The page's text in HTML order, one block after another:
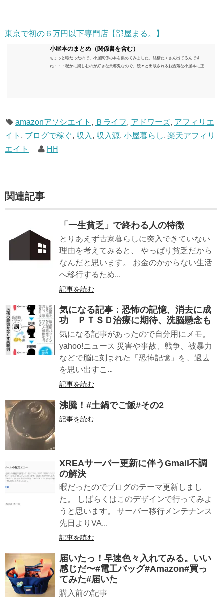
東京で初の６万円以下専門店【部屋まる。】
小屋本のまとめ（関係書を含む）
ちょっと暇だったので、小屋関係の本を集めてみました。結構たくさん出てるんです
ね・・・秘かに楽しむのが好きな天邪鬼なので、続々と出版されるお洒落な小屋本に正直
amazonアソシエイト , Ｂライフ, アドワーズ, アフィリエ
イト , ブログで稼ぐ, 収入 , 収入源, 小屋暮らし, 楽天アフィリ
エイト
HH
関連記事
「一生貧乏」で終わる人の特徴
とりあえず古家暮らしに突入できていない
理由を考えてみると、 やっぱり貧乏だから
なんだと思います。 お金のかからない生活
へ移行するため...
記事を読む
気になる記事：恐怖の記憶、消去に成
功 ＰＴＳＤ治療に期待、洗脳懸念も
気になる記事があったので自分用にメモ。
yahoo!ニュース 災害や事故、戦争、被暴力
などで脳に刻まれた「恐怖記憶」を、過去
を思い出すこ...
記事を読む
沸騰！#土鍋でご飯#その2
記事を読む
XREAサーバー更新に伴うGmail不調
の解決
暇だったのでブログのテーマ更新しまし
た。 しばらくはこのデザインで行ってみよ
うと思います。 サーバー移行メンテナンス
先日よりVA...
記事を読む
届いたっ！早速色々入れてみる。いい
感じだ〜#電工バッグ#Amazon#買っ
てみた#届いた
購入前の記事